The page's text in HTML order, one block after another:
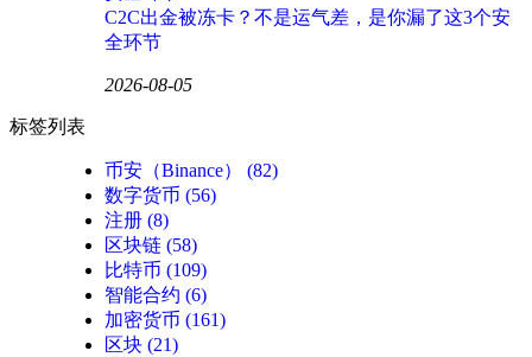
C2C出金被冻卡？不是运气差，是你漏了这3个安
全环节
2026-08-05
标签列表
币安（Binance）
(82)
数字货币 (56)
注册 (8)
区块链 (58)
比特币 (109)
智能合约 (6)
加密货币 (161)
区块 (21)